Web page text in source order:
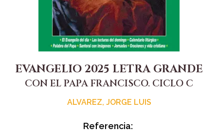
EVANGELIO 2025 LETRA GRANDE
CON EL PAPA FRANCISCO. CICLO C
ALVAREZ, JORGE LUIS
Referencia: